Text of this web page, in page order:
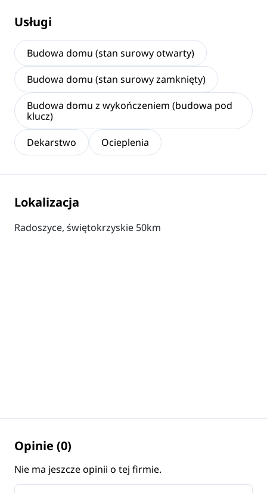
Usługi
Budowa domu (stan surowy otwarty)
Budowa domu (stan surowy zamknięty)
Budowa domu z wykończeniem (budowa pod
klucz)
Dekarstwo
Ocieplenia
Lokalizacja
Radoszyce, świętokrzyskie 50km
Opinie (0)
Nie ma jeszcze opinii o tej firmie.